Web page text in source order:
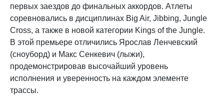
первых заездов до финальных аккордов. Атлеты
соревновались в дисциплинах Big Air, Jibbing, Jungle
Cross, а также в новой категории Kings of the Jungle.
В этой премьере отличились Ярослав Ленчевский
(сноуборд) и Макс Сенкевич (лыжи),
продемонстрировав высочайший уровень
исполнения и уверенность на каждом элементе
трассы.